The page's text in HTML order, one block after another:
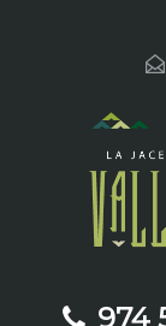
974